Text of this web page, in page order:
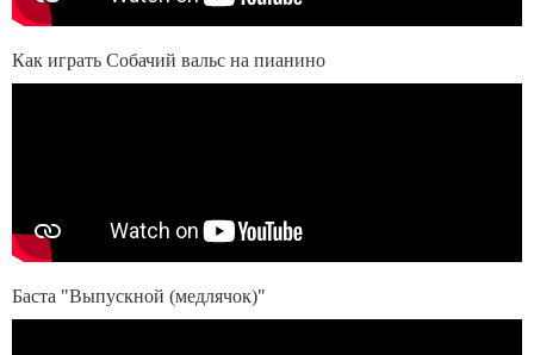
Как играть Собачий вальс на пианино
Баста "Выпускной (медлячок)"